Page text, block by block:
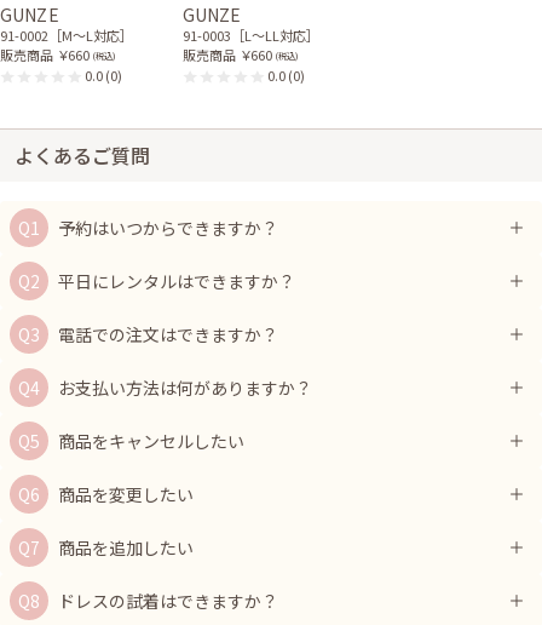
GUNZE
91-0002［M〜L対応］
販売商品 ￥660 (税込)
0.0(0)
GUNZE
91-0003［L〜LL対応］
販売商品 ￥660 (税込)
0.0(0)
よくあるご質問
予約はいつからできますか？
平日にレンタルはできますか？
電話での注文はできますか？
お支払い方法は何がありますか？
商品をキャンセルしたい
商品を変更したい
商品を追加したい
ドレスの試着はできますか？